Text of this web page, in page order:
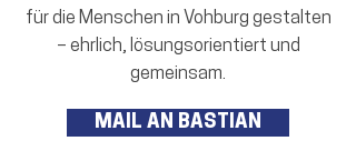
für die Menschen in Vohburg gestalten
– ehrlich, lösungsorientiert und
gemeinsam.
MAIL AN BASTIAN